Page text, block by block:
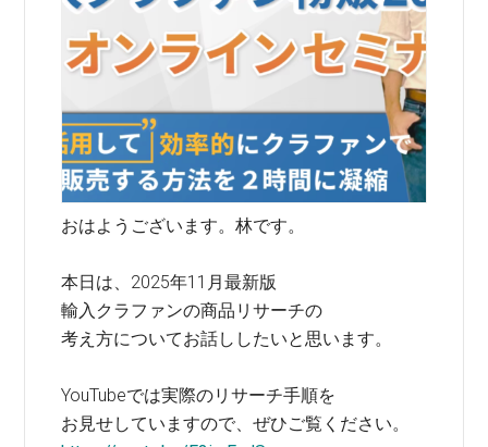
おはようございます。林です。
本日は、2025年11月最新版
輸入クラファンの商品リサーチの
考え方についてお話ししたいと思います。
YouTubeでは実際のリサーチ手順を
お見せしていますので、ぜひご覧ください。